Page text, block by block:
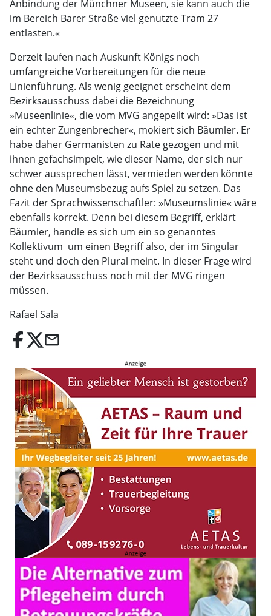
Anbindung der Münchner Museen, sie kann auch die
im Bereich Barer Straße viel genutzte Tram 27
entlasten.«
Derzeit laufen nach Auskunft Königs noch
umfangreiche Vorbereitungen für die neue
Linienführung. Als wenig geeignet erscheint dem
Bezirksausschuss dabei die Bezeichnung
»Museenlinie«, die vom MVG angepeilt wird: »Das ist
ein echter Zungenbrecher«, mokiert sich Bäumler. Er
habe daher Germanisten zu Rate gezogen und mit
ihnen gefachsimpelt, wie dieser Name, der sich nur
schwer aussprechen lässt, vermieden werden könnte 
ohne den Museumsbezug aufs Spiel zu setzen. Das
Fazit der Sprachwissenschaftler: »Museumslinie« wäre
ebenfalls korrekt. Denn bei diesem Begriff, erklärt
Bäumler, handle es sich um ein so genanntes
Kollektivum  um einen Begriff also, der im Singular
steht und doch den Plural meint. In dieser Frage wird
der Bezirksausschuss noch mit der MVG ringen
müssen.
Rafael Sala
email